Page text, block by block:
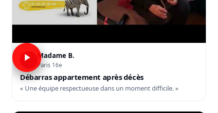
Madame B.
Paris 16e
Débarras appartement après décès
« Une équipe respectueuse dans un moment difficile. »